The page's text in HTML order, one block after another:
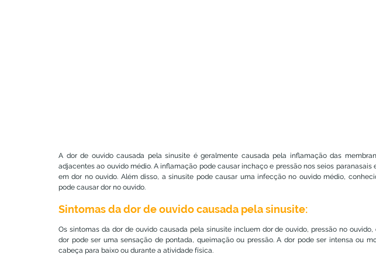
A dor de ouvido causada pela sinusite é geralmente causada pela inflamação das
adjacentes ao ouvido médio. A inflamação pode causar inchaço e pressão nos seios paranasais
em dor no ouvido. Além disso, a sinusite pode causar uma infecção no ouvido médio,
pode causar dor no ouvido.
Sintomas da dor de ouvido causada pela sinusite:
Os sintomas da dor de ouvido causada pela sinusite incluem dor de ouvido, pressão no
dor pode ser uma sensação de pontada, queimação ou pressão. A dor pode ser intensa ou
cabeça para baixo ou durante a atividade física.